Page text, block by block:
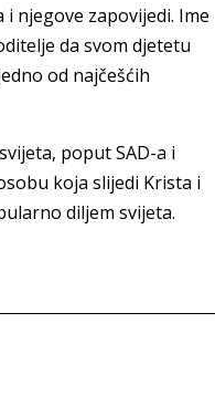
njegove zapovijedi. Ime
da svom djetetu
od najčešćih
poput SAD-a i
koja slijedi Krista i
diljem svijeta.